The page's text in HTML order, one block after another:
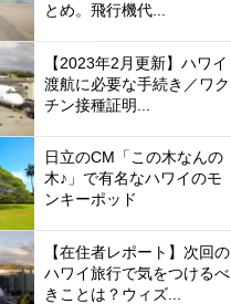
とめ。飛行機代...
【2023年2月更新】ハワイ
渡航に必要な手続き／ワク
チン接種証明...
日立のCM「この木なんの
木♪」で有名なハワイのモ
ンキーポッド
【在住者レポート】次回の
ハワイ旅行で気をつけるべ
きことは？ウィズ...